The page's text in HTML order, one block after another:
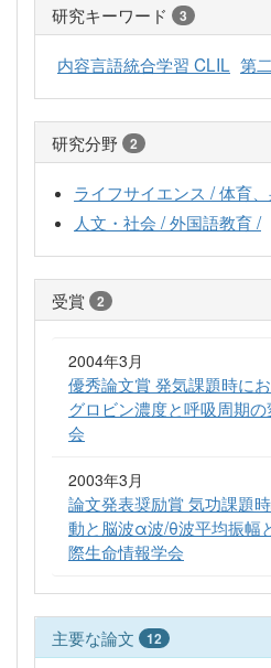
研究キーワード 3
内容言語統合学習 CLIL 第
研究分野 2
ライフサイエンス / 体育
人文・社会 / 外国語教育 /
受賞 2
2004年3月
優秀論文賞 発気課題時に
グロビン濃度と呼吸周期
会
2003年3月
論文発表奨励賞 気功課題
動と脳波α波/θ波平均振幅
際生命情報学会
主要な論文 12